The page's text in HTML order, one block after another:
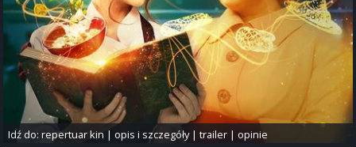
Idź do:repertuar kin |opis i szczegóły|trailer |opinie